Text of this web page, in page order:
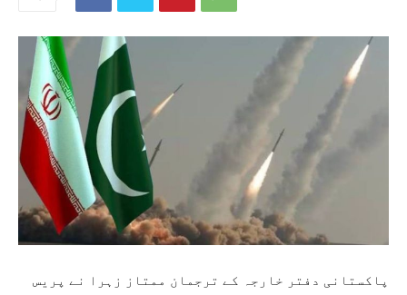
پاکستانی دفتر خارجہ کے ترجمان ممتاز زہرا نے پریس